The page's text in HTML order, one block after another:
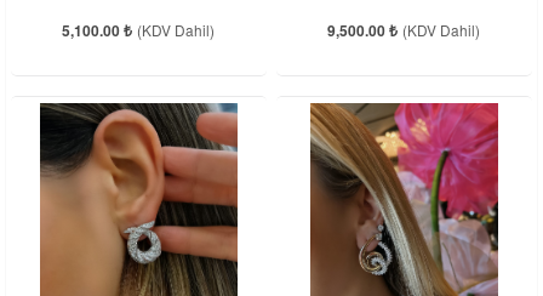
5,100.00 ₺ (KDV Dahil) 9,500.00 ₺ (KDV Dahil)